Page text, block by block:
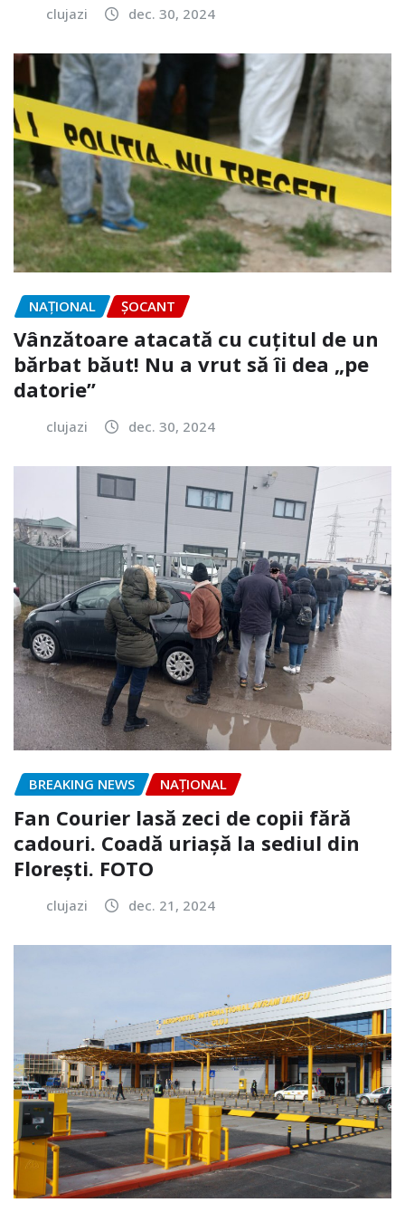
clujazi dec. 30, 2024
NAŢIONAL ȘOCANT
Vânzătoare atacată cu cuțitul de un
bărbat băut! Nu a vrut să îi dea „pe
datorie”
clujazi dec. 30, 2024
BREAKING NEWS NAŢIONAL
Fan Courier lasă zeci de copii fără
cadouri. Coadă uriașă la sediul din
Florești. FOTO
clujazi dec. 21, 2024